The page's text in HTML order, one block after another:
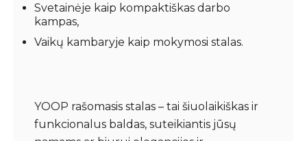
Svetainėje kaip kompaktiškas darbo
kampas,
Vaikų kambaryje kaip mokymosi stalas.
YOOP rašomasis stalas – tai šiuolaikiškas ir
funkcionalus baldas, suteikiantis jūsų